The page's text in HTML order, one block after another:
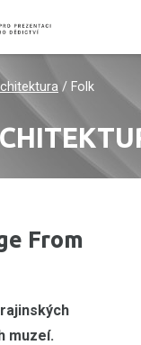
/ Folk
From
muzeí.